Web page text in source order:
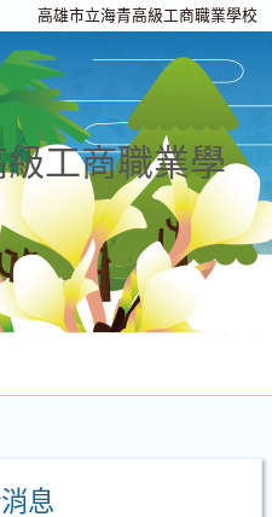
高雄市立海青高級工商職業學校
工商職業學
息